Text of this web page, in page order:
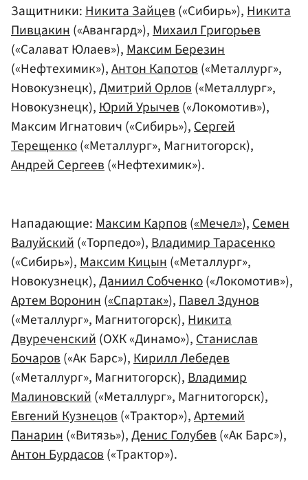
Защитники:Никита Зайцев(«Сибирь»),Никита
Пивцакин(«Авангард»),Михаил Григорьев
(«Салават Юлаев»),Максим Березин
(«Нефтехимик»),Антон Капотов(«Металлург»,
Новокузнецк),Дмитрий Орлов(«Металлург»,
Новокузнецк),Юрий Урычев(«Локомотив»),
Максим Игнатович («Сибирь»),Сергей
Терещенко(«Металлург», Магнитогорск),
Андрей Сергеев(«Нефтехимик»).
Нападающие:Максим Карпов(«Мечел»),Семен
Валуйский(«Торпедо»),Владимир Тарасенко
(«Сибирь»),Максим Кицын(«Металлург»,
Новокузнецк),Даниил Собченко(«Локомотив»),
Артем Воронин(«Спартак»),Павел Здунов
(«Металлург», Магнитогорск),Никита
Двуреченский(ОХК «Динамо»),Станислав
Бочаров(«Ак Барс»),Кирилл Лебедев
(«Металлург», Магнитогорск),Владимир
Малиновский(«Металлург», Магнитогорск),
Евгений Кузнецов(«Трактор»),Артемий
Панарин(«Витязь»),Денис Голубев(«Ак Барс»),
Антон Бурдасов(«Трактор»).